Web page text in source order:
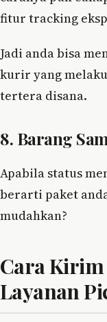
fitur tracking
Jadi anda bisa
kurir yang
tertera disana.
8. Barang
Apabila status
berarti paket
mudahkan?
Cara Kirim
Layanan